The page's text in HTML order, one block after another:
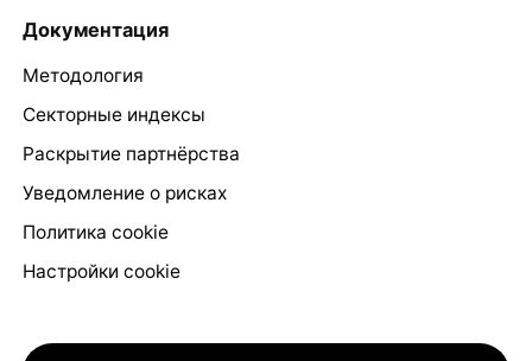
Документация
Методология
Секторные индексы
Раскрытие партнёрства
Уведомление о рисках
Политика cookie
Настройки cookie